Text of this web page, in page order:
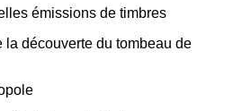
émissions de timbres
la découverte du tombeau de